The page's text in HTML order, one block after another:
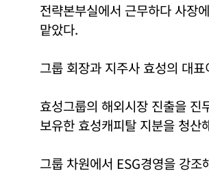
전략본부실에서 근무하다 사장
맡았다.
그룹 회장과 지주사 효성의 대
효성그룹의 해외시장 진출을 진
보유한 효성캐피탈 지분을 청산
그룹 차원에서 ESG경영을 강조